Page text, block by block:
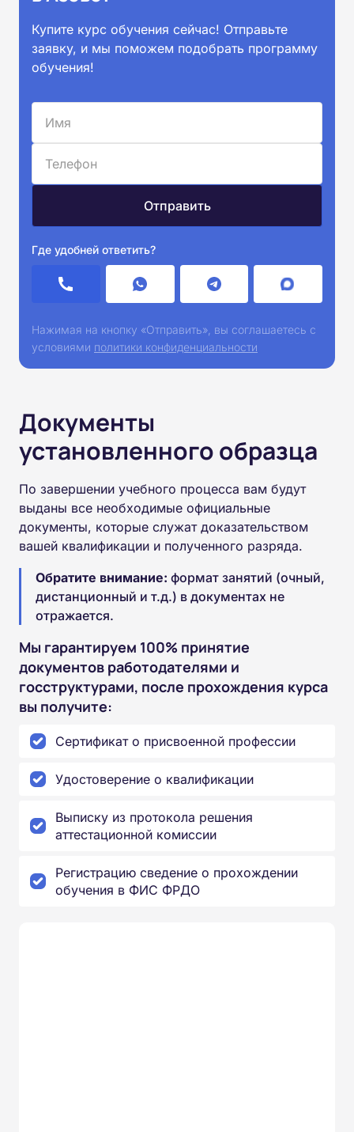
Купите курс обучения сейчас! Отправьте
заявку, и мы поможем подобрать программу
обучения!
Где удобней ответить?
Нажимая на кнопку «Отправить», вы соглашаетесь с
условиями политики конфиденциальности
Документы
установленного образца
По завершении учебного процесса вам будут
выданы все необходимые официальные
документы, которые служат доказательством
вашей квалификации и полученного разряда.
Обратите внимание: формат занятий (очный,
дистанционный и т.д.) в документах не
отражается.
Мы гарантируем 100% принятие
документов работодателями и
госструктурами, после прохождения курса
вы получите:
Сертификат о присвоенной профессии
Удостоверение о квалификации
Выписку из протокола решения
аттестационной комиссии
Регистрацию сведение о прохождении
обучения в ФИС ФРДО